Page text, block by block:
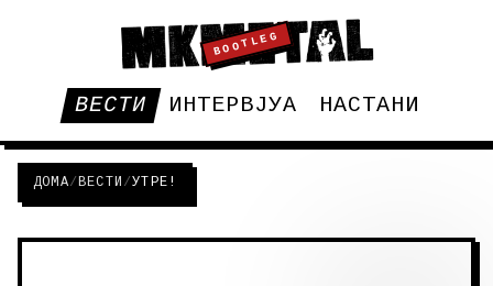
BOOTLEG
ВЕСТИ ИНТЕРВЈУА НАСТАНИ
ДОМА/ВЕСТИ /УТРЕ!